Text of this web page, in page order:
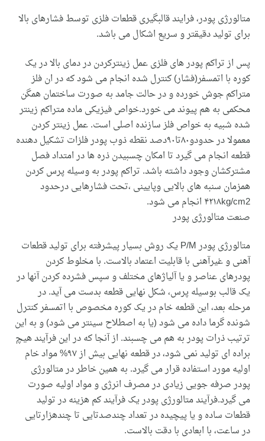
متالورژی پودر، فرایند قالبگیری قطعات فلزی توسط فشارهای بالا
برای تولید دقیقتر و سریع اشکال می باشد.
پس از تراکم پودر های فلزی عمل زینترکردن در دمای بالا در یک
کوره با اتمسفر(فشار) کنترل شده انجام می شود که در ان فلز
متراکم جوش خورده و در حالت جامد به صورت ساختمان همگن
محکمی به هم پیوند می خورد.خواص فیزیکی ماده متراکم زینتر
شده شبیه به خواص فلز سازنده اصلی است. عمل زینتر کردن
معمولا در حدودو۸۰تا۹۰دصد نقطه ذوب پودر فلزات تشکیل دهنده
قطعه انجام می گیرد تا امکان چسبیدن ذره ها در امتداد فصل
مشترکشان وجود داشته باشد. تراکم پودر به وسیله پرس کردن
همزمان سنبه های بالایی وپایینی ،تحت فشارهایی درحدود
۴۲۱۸kg/cm2 انجام می شود.
صنعت متالورژی پودر
متالورژی پودر P/M يک روش بسيار پيشرفته برای توليد قطعات
آهنی و غيرآهنی با قابليت اعتماد بالاست. با مخلوط کردن
پودرهای عناصر و يا آلياژهای مختلف و سپس فشرده کردن آنها در
يک قالب بوسيله پرس، شکل نهايی قطعه بدست می آيد. در
مرحله بعد، اين قطعه خام در يک کوره مخصوص با اتمسفر کنترل
شونده گرما داده می شود (يا به اصطلاح سينتر می شود) و به اين
ترتيب ذرات پودر به هم می چسبند. از آنجا که در اين فرآيند هيچ
براده ای توليد نمی شود، در قطعه نهايی بيش از ۹۷% مواد خام
اوليه مورد استفاده قرار می گيرد. به همين خاطر در متالورژی
پودر صرفه جويی زيادی در مصرف انرژی و مواد اوليه صورت
می گيرد.فرآيند متالورژی پودر يک فرآيند کم هزينه در توليد
قطعات ساده و يا پيچيده در تعداد چندصدتايی تا چندهزارتايی
در ساعت، با ابعادی با دقت بالاست.